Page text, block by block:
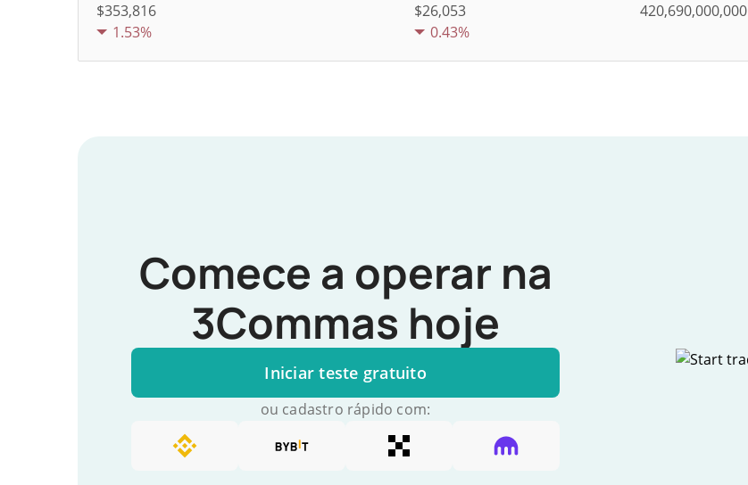
$353,816
1.53%
$26,053
0.43%
420,690,000,000
Comece a operar na
3Commas hoje
Iniciar teste gratuito
ou cadastro rápido com: